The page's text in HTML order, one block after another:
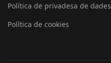
Política de privadesa de dades
Política de cookies